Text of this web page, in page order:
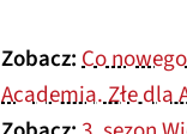
Zobacz:Co
Academia. Złe dla